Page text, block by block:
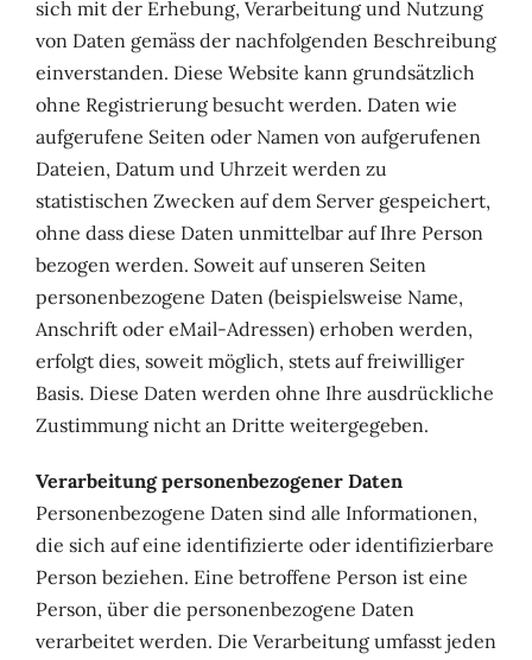
sich mit der Erhebung, Verarbeitung und Nutzung
von Daten gemäss der nachfolgenden Beschreibung
einverstanden. Diese Website kann grundsätzlich
ohne Registrierung besucht werden. Daten wie
aufgerufene Seiten oder Namen von aufgerufenen
Dateien, Datum und Uhrzeit werden zu
statistischen Zwecken auf dem Server gespeichert,
ohne dass diese Daten unmittelbar auf Ihre Person
bezogen werden. Soweit auf unseren Seiten
personenbezogene Daten (beispielsweise Name,
Anschrift oder eMail-Adressen) erhoben werden,
erfolgt dies, soweit möglich, stets auf freiwilliger
Basis. Diese Daten werden ohne Ihre ausdrückliche
Zustimmung nicht an Dritte weitergegeben.
Verarbeitung personenbezogener Daten
Personenbezogene Daten sind alle Informationen,
die sich auf eine identifizierte oder identifizierbare
Person beziehen. Eine betroffene Person ist eine
Person, über die personenbezogene Daten
verarbeitet werden. Die Verarbeitung umfasst jeden